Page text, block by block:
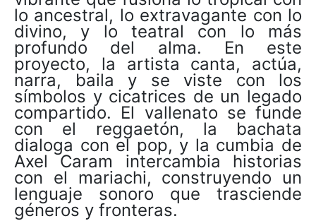
lo ancestral, lo extravagante con lo
divino, y lo teatral con lo más
profundo del alma. En este
proyecto, la artista canta, actúa,
narra, baila y se viste con los
símbolos y cicatrices de un legado
compartido. El vallenato se funde
con el reggaetón, la bachata
dialoga con el pop, y la cumbia de
Axel Caram intercambia historias
con el mariachi, construyendo un
lenguaje sonoro que trasciende
géneros y fronteras.